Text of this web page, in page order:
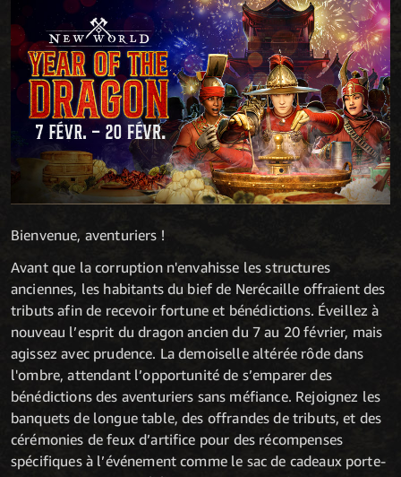
Bienvenue, aventuriers !
Avant que la corruption n'envahisse les structures
anciennes, les habitants du bief de Nerécaille offraient des
tributs afin de recevoir fortune et bénédictions. Éveillez à
nouveau l’esprit du dragon ancien du 7 au 20 février, mais
agissez avec prudence. La demoiselle altérée rôde dans
l'ombre, attendant l’opportunité de s’emparer des
bénédictions des aventuriers sans méfiance. Rejoignez les
banquets de longue table, des offrandes de tributs, et des
cérémonies de feux d’artifice pour des récompenses
spécifiques à l’événement comme le sac de cadeaux porte-